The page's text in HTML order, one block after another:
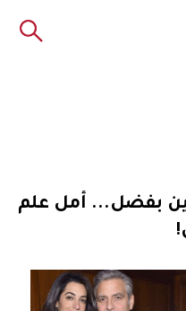
بفضل... أمل علم